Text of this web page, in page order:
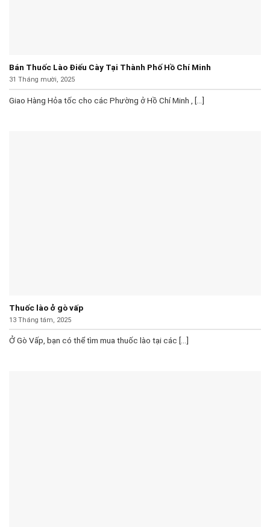
Bán Thuốc Lào Điếu Cày Tại Thành Phố Hồ Chí Minh
31 Tháng mười, 2025
Giao Hàng Hỏa tốc cho các Phường ở Hồ Chí Minh , [...]
Thuốc lào ở gò vấp
13 Tháng tám, 2025
Ở Gò Vấp, bạn có thể tìm mua thuốc lào tại các [...]